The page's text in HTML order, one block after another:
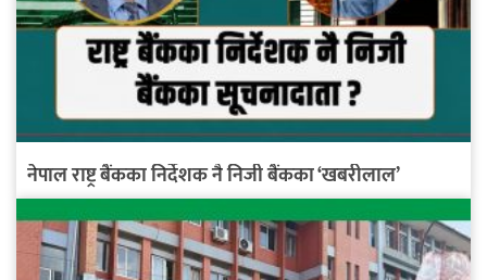
नेपाल राष्ट्र बैंकका निर्देशक नै निजी बैंकका ‘खबरीलाल’